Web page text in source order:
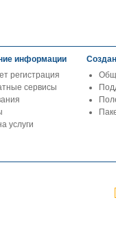
информации
регистрация
сервисы
услуги